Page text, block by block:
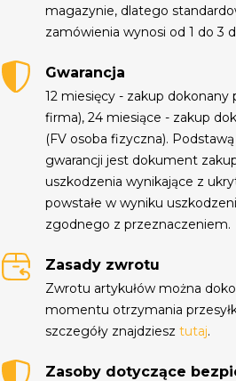
magazynie, dlatego
zamówienia wynosi od 1 do 3
Gwarancja
12 miesięcy - zakup dokonany
firma), 24 miesiące - zakup
(FV osoba fizyczna).
gwarancji jest dokument
uszkodzenia wynikające z
powstałe w wyniku
zgodnego z przeznaczeniem.
Zasady zwrotu
Zwrotu artykułów można
momentu otrzymania
szczegóły znajdziesztutaj.
Zasoby dotyczące